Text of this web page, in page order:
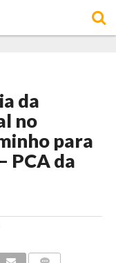
da
no
para
PCA da